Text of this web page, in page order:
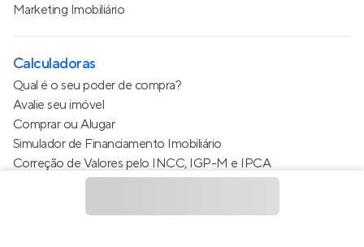
Marketing Imobiliário
Calculadoras
Qual é o seu poder de compra?
Avalie seu imóvel
Comprar ou Alugar
Simulador de Financiamento Imobiliário
Correção de Valores pelo INCC, IGP-M e IPCA
Estimativa de valor do condomínio